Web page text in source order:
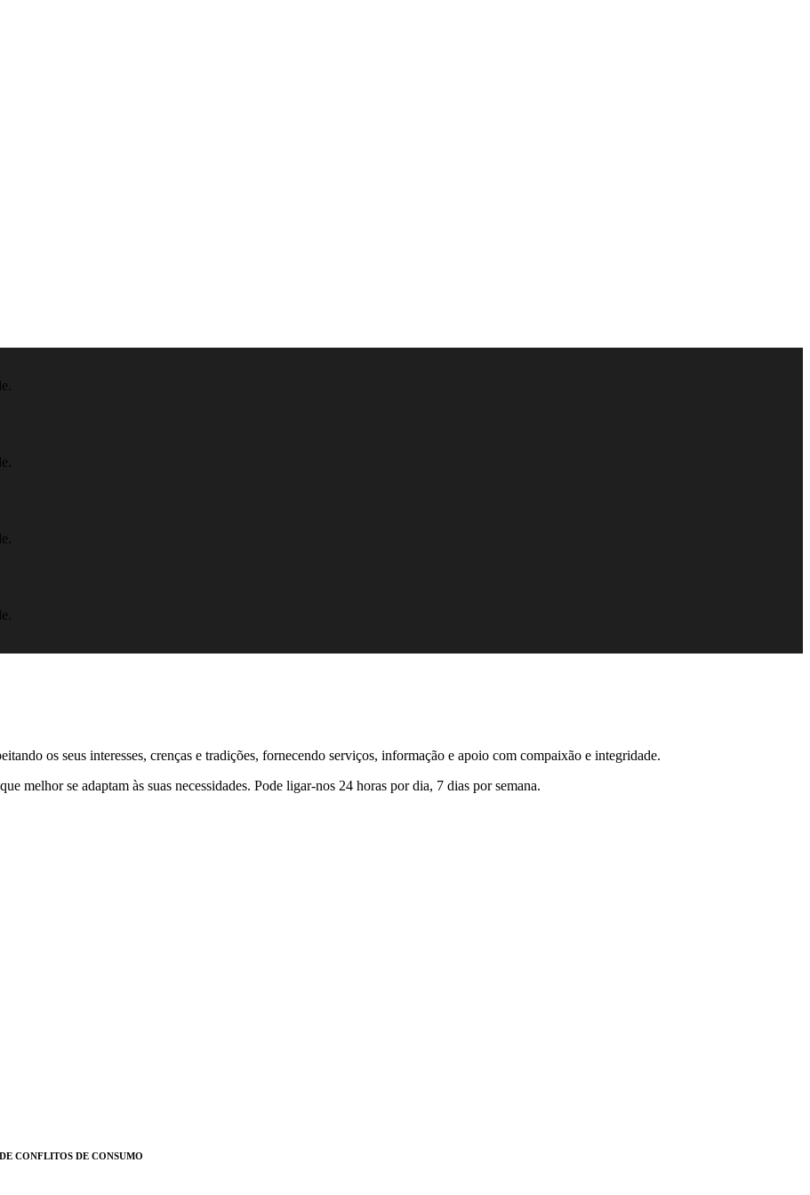
os seus interesses, crenças e tradições, fornecendo serviços, informação e apoio com compaixão e integridade.
melhor se adaptam às suas necessidades. Pode ligar-nos 24 horas por dia, 7 dias por semana.
CONFLITOS DE CONSUMO